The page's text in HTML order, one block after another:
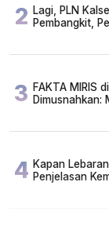
2 Lagi, PLN
Pembangkit,
3 FAKTA MIRIS
Dimusnahkan:
4 Kapan
Penjelasan